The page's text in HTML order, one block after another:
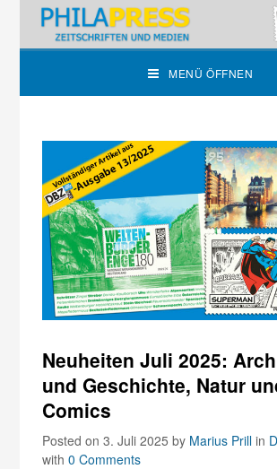
MENÜ ÖFFNEN
Neuheiten Juli 2025:
und Geschichte, Natur
Comics
Posted on 3. Juli 2025by Marius Prill in
with0 Comments